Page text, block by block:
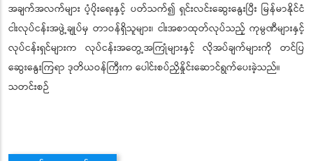
အချက်အလက်များ ပံ့ပိုးရေးနှင့် ပတ်သက်၍ ရှင်းလင်းဆွေးနွေးပြီး မြန်မာနိုင်ငံ
ငါးလုပ်ငန်းအဖွဲ့ချုပ်မှ တာဝန်ရှိသူများ၊ ငါးအစာထုတ်လုပ်သည့် ကုမ္ပဏီများနှင့်
လုပ်ငန်းရှင်များက လုပ်ငန်းအတွေ့အကြုံများနှင့် လိုအပ်ချက်များကို တင်ပြ
ဆွေးနွေးကြရာ ဒုတိယဝန်ကြီးက ပေါင်းစပ်ညှိနှိုင်းဆောင်ရွက်ပေးခဲ့သည်။
သတင်းစဉ်